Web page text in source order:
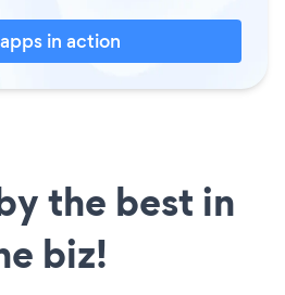
in action
the best in
biz!